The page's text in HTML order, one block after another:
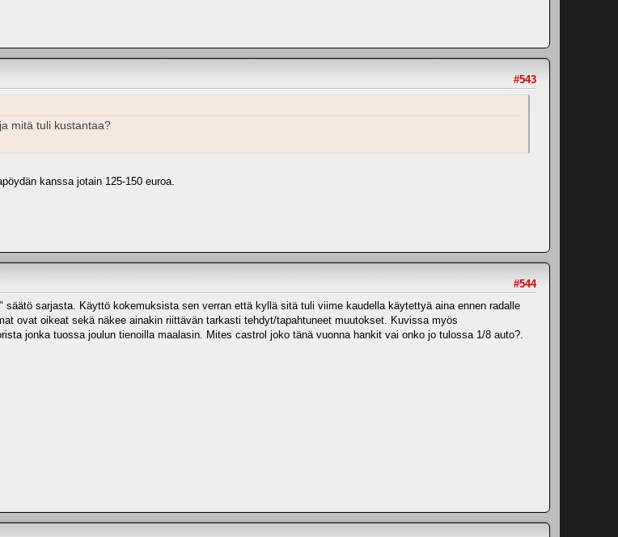
#543
mitä tuli kustantaa?
kanssa jotain 125-150 euroa.
#544
sarjasta. Käyttö kokemuksista sen verran että kyllä sitä tuli viime kaudella käytettyä aina ennen radalle
ovat oikeat sekä näkee ainakin riittävän tarkasti tehdyt/tapahtuneet muutokset. Kuvissa myös
jonka tuossa joulun tienoilla maalasin. Mites castrol joko tänä vuonna hankit vai onko jo tulossa 1/8 auto?.